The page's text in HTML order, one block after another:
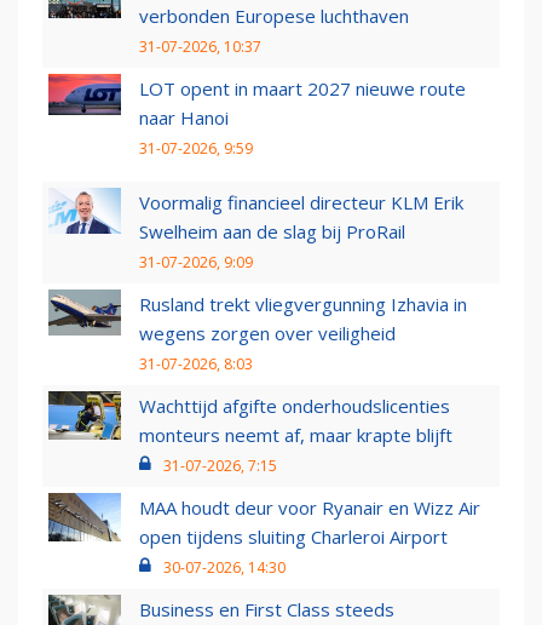
verbonden Europese luchthaven
31-07-2026, 10:37
LOT opent in maart 2027 nieuwe route
naar Hanoi
31-07-2026, 9:59
Voormalig financieel directeur KLM Erik
Swelheim aan de slag bij ProRail
31-07-2026, 9:09
Rusland trekt vliegvergunning Izhavia in
wegens zorgen over veiligheid
31-07-2026, 8:03
Wachttijd afgifte onderhoudslicenties
monteurs neemt af, maar krapte blijft
31-07-2026, 7:15
MAA houdt deur voor Ryanair en Wizz Air
open tijdens sluiting Charleroi Airport
30-07-2026, 14:30
Business en First Class steeds